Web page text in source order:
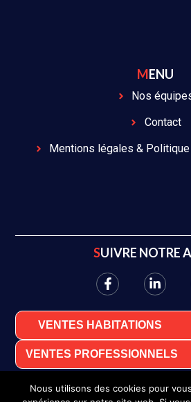
MENU
Nos
Contact
Mentions légales &
SUIVRE NOTRE
VENTES HABITATIONS
VENTES PROFESSIONNELS
Nous utilisons des cookies pour